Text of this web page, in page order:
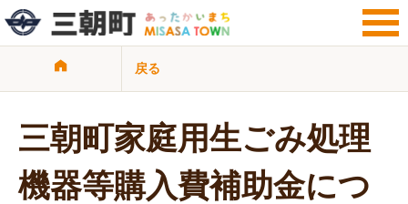
サイト検索
子育て・教育 健康・福祉・介護
ビジネス・事業者 行政情報
戻る
三朝町家庭用生ごみ処理
機器等購入費補助金につ